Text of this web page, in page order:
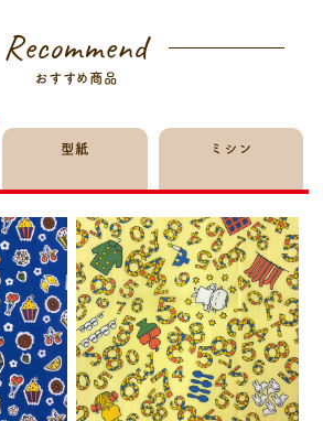
Recommend
おすすめ商品
型紙 ミシン